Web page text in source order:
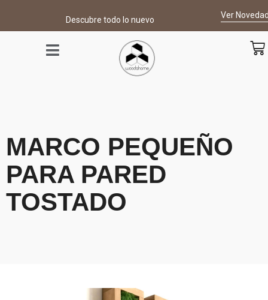
Descubre todo lo nuevo Ver
MARCO PEQUEÑO
PARA PARED
TOSTADO